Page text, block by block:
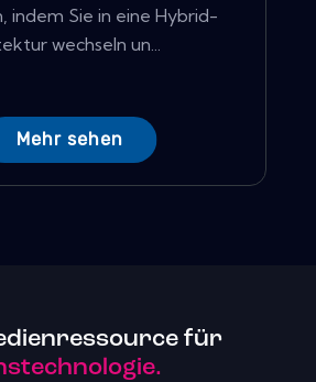
indem Sie in eine Hybrid-
wechseln un...
Mehr sehen
für